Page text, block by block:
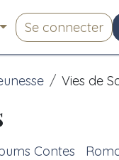
Se connecter
Vies de
Contes